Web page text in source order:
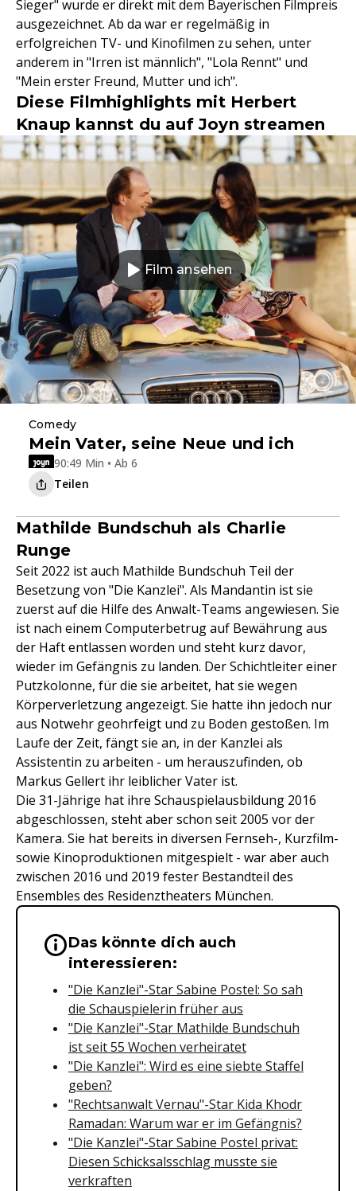
Sieger" wurde er direkt mit dem Bayerischen Filmpreis
ausgezeichnet. Ab da war er regelmäßig in
erfolgreichen TV- und Kinofilmen zu sehen, unter
anderem in "Irren ist männlich", "Lola Rennt" und
"Mein erster Freund, Mutter und ich".
Diese Filmhighlights mit Herbert
Knaup kannst du auf Joyn streamen
Film ansehen
Comedy
Mein Vater, seine Neue und ich
90:49 Min • Ab 6
Teilen
Mathilde Bundschuh als Charlie
Runge
Seit 2022 ist auch Mathilde Bundschuh Teil der
Besetzung von "Die Kanzlei". Als Mandantin ist sie
zuerst auf die Hilfe des Anwalt-Teams angewiesen. Sie
ist nach einem Computerbetrug auf Bewährung aus
der Haft entlassen worden und steht kurz davor,
wieder im Gefängnis zu landen. Der Schichtleiter einer
Putzkolonne, für die sie arbeitet, hat sie wegen
Körperverletzung angezeigt. Sie hatte ihn jedoch nur
aus Notwehr geohrfeigt und zu Boden gestoßen. Im
Laufe der Zeit, fängt sie an, in der Kanzlei als
Assistentin zu arbeiten - um herauszufinden, ob
Markus Gellert ihr leiblicher Vater ist.
Die 31-Jährige hat ihre Schauspielausbildung 2016
abgeschlossen, steht aber schon seit 2005 vor der
Kamera. Sie hat bereits in diversen Fernseh-, Kurzfilm-
sowie Kinoproduktionen mitgespielt - war aber auch
zwischen 2016 und 2019 fester Bestandteil des
Ensembles des Residenztheaters München.
Wichtige Hinweise &
Das könnte dich auch
interessieren:
"Die Kanzlei"-Star Sabine Postel: So sah
die Schauspielerin früher aus
"Die Kanzlei"-Star Mathilde Bundschuh
ist seit 55 Wochen verheiratet
"Die Kanzlei": Wird es eine siebte Staffel
geben?
"Rechtsanwalt Vernau"-Star Kida Khodr
Ramadan: Warum war er im Gefängnis?
"Die Kanzlei"-Star Sabine Postel privat:
Diesen Schicksalsschlag musste sie
verkraften